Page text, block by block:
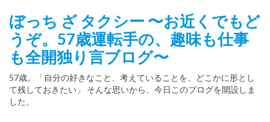
ぼっち ざ タクシー 〜お近くでもど
うぞ。57歳運転手の、趣味も仕事
も全開独り言ブログ〜
57歳。「自分の好きなこと、考えていることを、どこかに形とし
て残しておきたい」 そんな思いから、今日このブログを開設しま
した。